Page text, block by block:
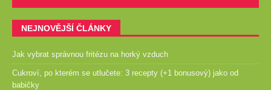
NEJNOVĚJŠÍ ČLÁNKY
Jak vybrat správnou fritézu na horký vzduch
Cukroví, po kterém se utlučete: 3 recepty (+1 bonusový) jako od
babičky